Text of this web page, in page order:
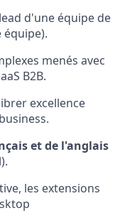
d'une équipe de
menés avec
B2B.
excellence
et de l'anglais
les extensions